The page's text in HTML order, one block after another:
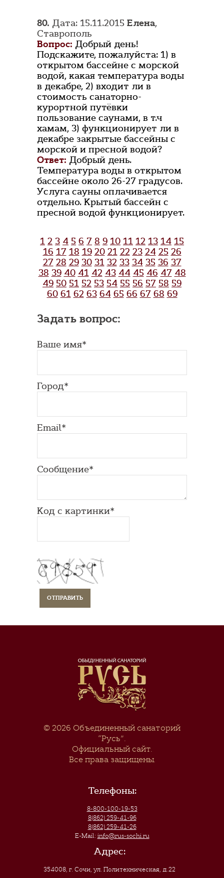
80. Дата: 15.11.2015 Елена,
Ставрополь
Вопрос: Добрый день!
Подскажите, пожалуйста: 1) в
открытом бассейне с морской
водой, какая температура воды
в декабре, 2) входит ли в
стоимость санаторно-
курортной путёвки
пользование саунами, в т.ч
хамам, 3) функционирует ли в
декабре закрытые бассейны с
морской и пресной водой?
Ответ: Добрый день.
Температура воды в открытом
бассейне около 26-27 градусов.
Услуга сауны оплачивается
отдельно. Крытый бассейн с
пресной водой функционирует.
1 2 3 4 5 6 7 8 9 10 11 12 13 14 15
16 17 18 19 20 21 22 23 24 25 26
27 28 29 30 31 32 33 34 35 36 37
38 39 40 41 42 43 44 45 46 47 48
49 50 51 52 53 54 55 56 57 58 59
60 61 62 63 64 65 66 67 68 69
Задать вопрос:
Ваше имя*
Город*
Email*
Сообщение*
Код с картинки*
© 2026 Объединенный санаторий
“Русь”.
Официальный сайт.
Все права защищены.
Телефоны:
8-800-100-19-53
8(862) 259-41-96
8(862) 259-41-26
E-Mail: info@rus-sochi.ru
Адрес:
354008, г. Сочи,ул. Политехническая, д.22